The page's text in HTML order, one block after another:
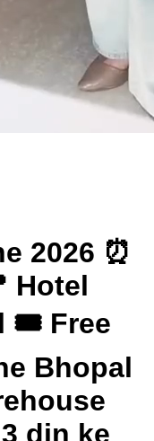
2026 ⏰
Hotel
🎟️ Free
Bhopal
din ke